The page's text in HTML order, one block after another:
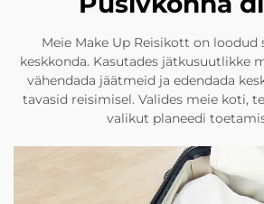
Meie Make Up Reisikott on loodud
keskkonda. Kasutades jätkusuutlikke
vähendada jäätmeid ja edendada
tavasid reisimisel. Valides meie koti,
valikut planeedi